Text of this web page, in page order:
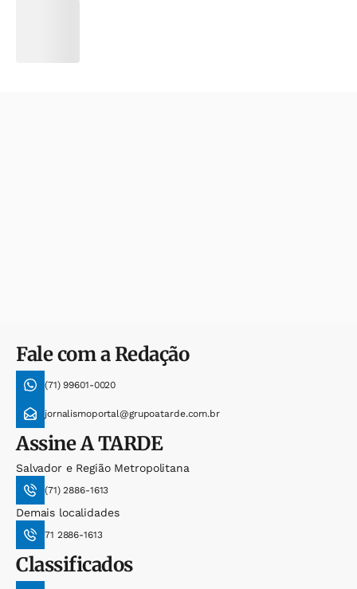
Fale com a Redação
(71) 99601-0020
jornalismoportal@grupoatarde.com.br
AssineA TARDE
Salvador e Região Metropolitana
(71) 2886-1613
Demais localidades
71 2886-1613
Classificados